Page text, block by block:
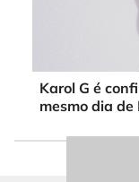
Karol G é
mesmo dia